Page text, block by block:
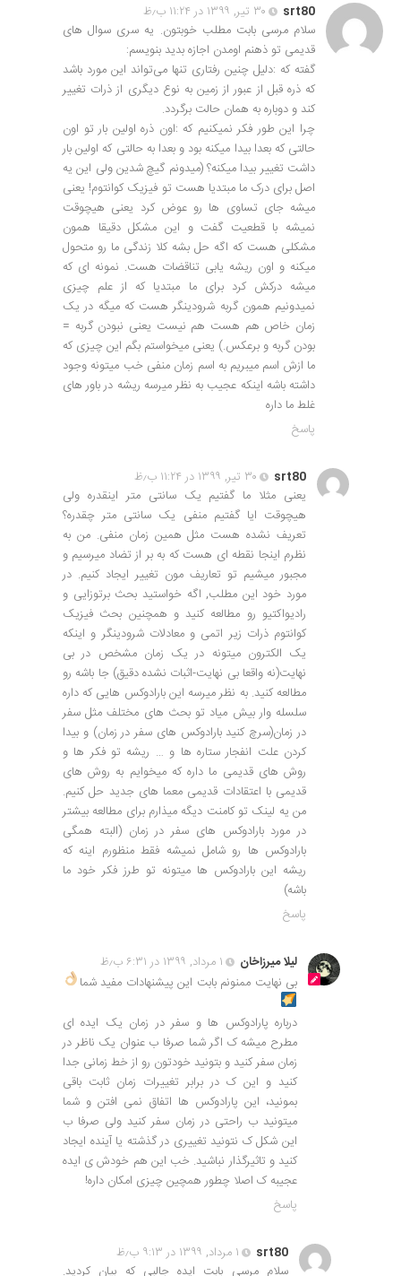
srt80
۳۰ تیر, ۱۳۹۹ در ۱۱:۲۴ ب٫ظ
سلام مرسی بابت مطلب خوبتون. یه سری سوال های
قدیمی تو ذهنم اومدن اجازه بدید بنویسم:
گفته که :دلیل چنین رفتاری تنها می‌تواند این مورد باشد
که ذره قبل از عبور از زمین به نوع دیگری از ذرات تغییر
کند و دوباره به همان حالت برگردد.
چرا این طور فکر نمیکنیم که :اون ذره اولین بار تو اون
حالتی که بعدا بیدا میکنه بود و بعدا به حالتی که اولین بار
داشت تغییر بیدا میکنه؟ (میدونم گیچ شدین ولی این یه
اصل برای درک ما مبتدیا هست تو فیزیک کوانتوم! یعنی
میشه جای تساوی ها رو عوض کرد یعنی هیچوقت
نمیشه با قطعیت گفت و این مشکل دقیقا همون
مشکلی هست که اگه حل بشه کلا زندگی ما رو متحول
میکنه و اون ریشه یابی تناقضات هست. نمونه ای که
میشه درکش کرد برای ما مبتدیا که از علم چیزی
نمیدونیم همون گربه شرودینگر هست که میگه در یک
زمان خاص هم هست هم نیست یعنی نبودن گربه =
بودن گربه و برعکس.) یعنی میخواستم بگم این چیزی که
ما ازش اسم میبریم به اسم زمان منفی خب میتونه وجود
داشته باشه اینکه عجیب به نظر میرسه ریشه در باور های
غلط ما داره
پاسخ
srt80
۳۰ تیر, ۱۳۹۹ در ۱۱:۲۴ ب٫ظ
یعنی مثلا ما گفتیم یک سانتی متر اینقدره ولی
هیچوقت ایا گفتیم منفی یک سانتی متر چقدره؟
تعریف نشده هست مثل همین زمان منفی. من به
نظرم اینجا نقطه ای هست که به بر از تضاد میرسیم و
مجبور میشیم تو تعاریف مون تغییر ایجاد کنیم. در
مورد خود این مطلب, اگه خواستید بحث برتوزایی و
رادیواکتیو رو مطالعه کنید و همچنین بحث فیزیک
کوانتوم ذرات زیر اتمی و معادلات شرودینگر و اینکه
یک الکترون میتونه در یک زمان مشخص در بی
نهایت(نه واقعا بی نهایت-اثبات نشده دقیق) جا باشه رو
مطالعه کنید. به نظر میرسه این بارادوکس هایی که داره
سلسله وار بیش میاد تو بحث های مختلف مثل سفر
در زمان(سرچ کنید بارادوکس های سفر در زمان) و بیدا
کردن علت انفجار ستاره ها و … ریشه تو فکر ها و
روش های قدیمی ما داره که میخوایم به روش های
قدیمی با اعتقادات قدیمی معما های جدید حل کنیم.
من یه لینک تو کامنت دیگه میذارم برای مطالعه بیشتر
در مورد بارادوکس های سفر در زمان (البته همگی
بارادوکس ها رو شامل نمیشه فقط منظورم اینه که
ریشه این بارادوکس ها میتونه تو طرز فکر خود ما
باشه)
پاسخ
لیلا میرزاخان
۱ مرداد, ۱۳۹۹ در ۶:۳۱ ب٫ظ
بی نهایت ممنونم بابت این پیشنهادات مفید شما
درباره پارادوکس ها و سفر در زمان یک ایده ای
مطرح میشه ک اگر شما صرفا ب عنوان یک ناظر در
زمان سفر کنید و بتونید خودتون رو از خط زمانی جدا
کنید و این ک در برابر تغییرات زمان ثابت باقی
بمونید، این پارادوکس ها اتفاق نمی افتن و شما
میتونید ب راحتی در زمان سفر کنید ولی صرفا ب
این شکل ک نتونید تغییری در گذشته یا آینده ایجاد
کنید و تاثیرگذار نباشید. خب این هم خودش ی ایده
عجیبه ک اصلا چطور همچین چیزی امکان داره!
پاسخ
srt80
۱ مرداد, ۱۳۹۹ در ۹:۱۳ ب٫ظ
سلام مرسی بابت ایده جالبی که بیان کردید.